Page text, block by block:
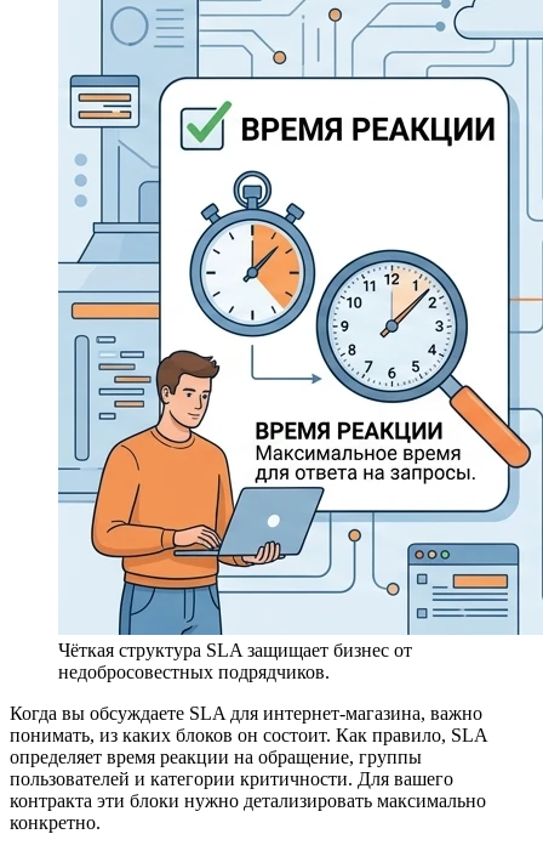
Чёткая структура SLA защищает бизнес от
недобросовестных подрядчиков.
Когда вы обсуждаете SLA для интернет-магазина, важно
понимать, из каких блоков он состоит. Как правило, SLA
определяет время реакции на обращение, группы
пользователей и категории критичности. Для вашего
контракта эти блоки нужно детализировать максимально
конкретно.